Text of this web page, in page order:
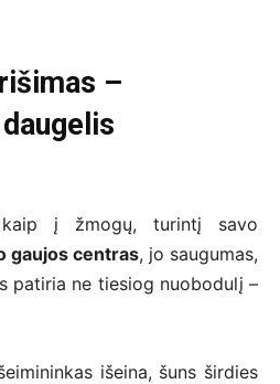
–
į žmogų, turintį savo
gaujos centras, jo saugumas,
patiria ne tiesiog nuobodulį –
išeina, šuns širdies